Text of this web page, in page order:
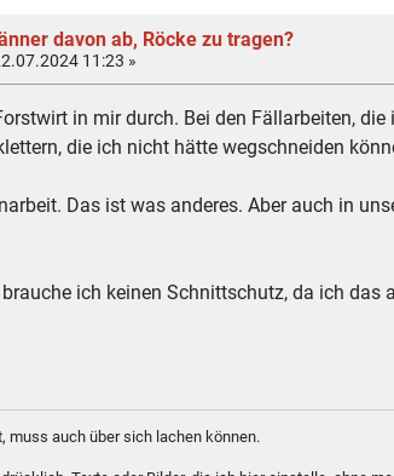
davon ab, Röcke zu tragen?
11:23 »
in mir durch. Bei den Fällarbeiten,
die ich nicht hätte wegschneiden
Das ist was anderes. Aber auch in
ich keinen Schnittschutz, da ich
muss auch über sich lachen können.